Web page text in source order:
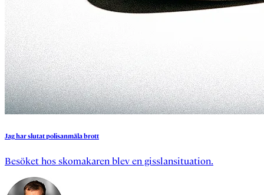
Jagharslutatpolisanmälabrott
Besöket hos skomakaren blev en gisslansituation.